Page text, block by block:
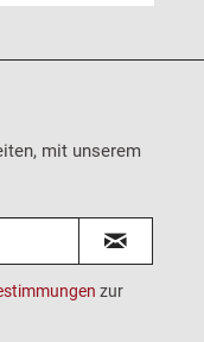
mit unserem
zur